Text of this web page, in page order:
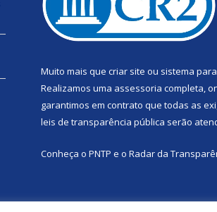
Muito mais que criar site ou sistema
Realizamos uma assessoria completa,
garantimos em contrato que todas as
leis de transparência pública serão
Conheça o PNTP e o Radar da